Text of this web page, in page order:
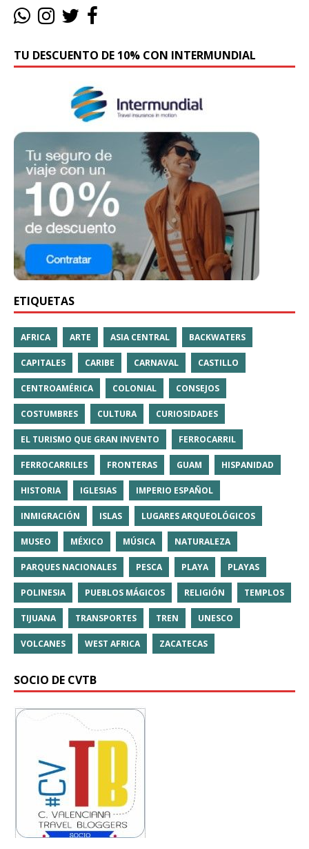
TU DESCUENTO DE 10% CON INTERMUNDIAL
ETIQUETAS
AFRICA ARTE ASIA CENTRAL BACKWATERS
CAPITALES CARIBE CARNAVAL CASTILLO
CENTROAMÉRICA COLONIAL CONSEJOS
COSTUMBRES CULTURA CURIOSIDADES
EL TURISMO QUE GRAN INVENTO FERROCARRIL
FERROCARRILES FRONTERAS GUAM HISPANIDAD
HISTORIA IGLESIAS IMPERIO ESPAÑOL
INMIGRACIÓN ISLAS LUGARES ARQUEOLÓGICOS
MUSEO MÉXICO MÚSICA NATURALEZA
PARQUES NACIONALES PESCA PLAYA PLAYAS
POLINESIA PUEBLOS MÁGICOS RELIGIÓN TEMPLOS
TIJUANA TRANSPORTES TREN UNESCO
VOLCANES WEST AFRICA ZACATECAS
SOCIO DE CVTB